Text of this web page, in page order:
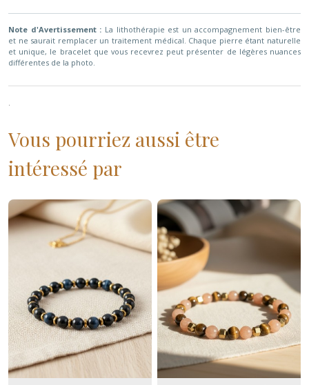
Note d'Avertissement : La lithothérapie est un accompagnement bien-être
et ne saurait remplacer un traitement médical. Chaque pierre étant naturelle
et unique, le bracelet que vous recevrez peut présenter de légères nuances
différentes de la photo.
Vous pourriez aussi être
intéressé par